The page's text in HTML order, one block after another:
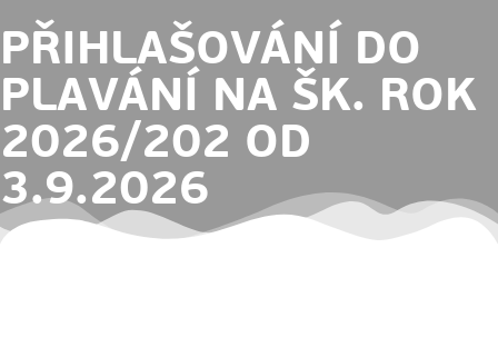
PŘIHLAŠOVÁNÍ DO
PLAVÁNÍ NA ŠK. ROK
2026/202 OD
3.9.2026